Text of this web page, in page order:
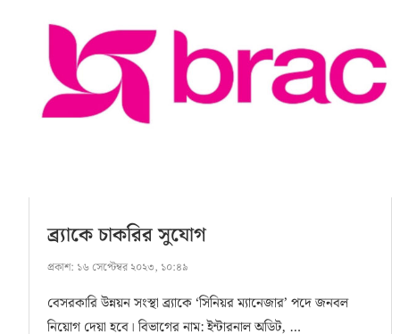
ব্র্যাকে চাকরির সুযোগ
প্রকাশ: ১৬ সেপ্টেম্বর ২০২৩, ১০:৪৯
বেসরকারি উন্নয়ন সংস্থা ব্র্যাকে ‘সিনিয়র ম্যানেজার’ পদে জনবল
নিয়োগ দেয়া হবে। বিভাগের নাম: ইন্টারনাল অডিট, …